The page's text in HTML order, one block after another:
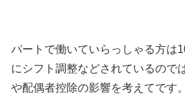
パートで働いていらっしゃる方は
にシフト調整などされているので
や配偶者控除の影響を考えてです。